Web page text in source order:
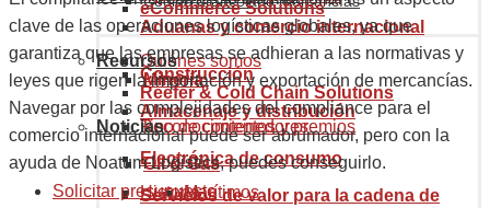
Minería
Oil & Gas
Aduanas y comercio internacional
Almacenaje y distribución
Servicios de valor para la cadena de
eCommerce Solutions
Reefer & Cold Chain Solutions
Construcción
Electrónica de consumo
Quiénes somos
Reconocimientos y premios
Historia
Recursos
Tipo de contenedores
Marítimos
Noticias
Solicitar presupuesto
clave de las operaciones logísticas globales, ya que
garantiza que las empresas se adhieran a las normativas y
leyes que rigen la importación y exportación de mercancías.
Navegar por las complejidades del compliance para el
comercio internacional puede ser abrumador, pero con la
ayuda de Noatum Logistics, puedes conseguirlo.